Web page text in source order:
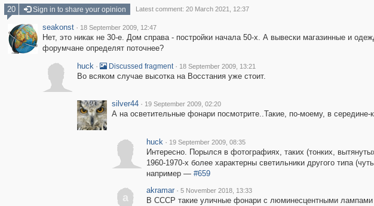
20 Sign in to share your opinion Latest comment: 20 March 2021, 12:37
seakonst · 18 September 2009, 12:47
Нет, это никак не 30-е. Дом справа - постройки начала 50-х. А вывески магазинные и
форумчане определят поточнее?
huck · Discussed fragment · 18 September 2009, 13:21
Во всяком случае высотка на Восстания уже стоит.
silver44 · 19 September 2009, 02:20
А на осветительные фонари посмотрите..Такие, по-моему, в середине-
huck · 19 September 2009, 08:35
Интересно. Порылся в фотографиях, таких (тонких,
1960-1970-х более характерны светильники другого типа
например — #659
a
akramar · 5 November 2018, 13:33
В СССР такие уличные фонари с люминесцентными